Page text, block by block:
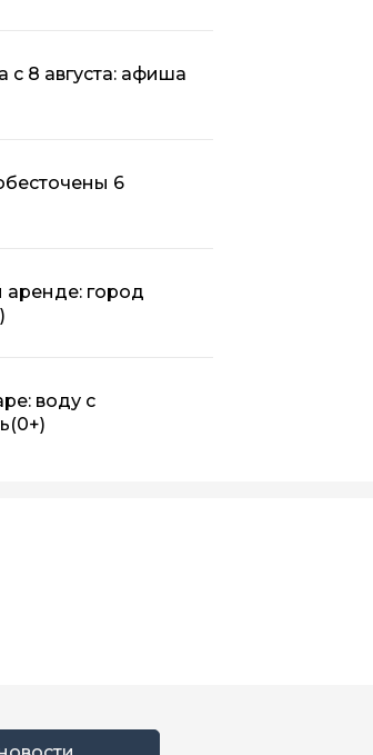
с 8 августа: афиша
6
аренде: город
воду с
(0+)